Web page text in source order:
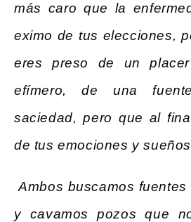
más caro que la
eximo de tus elecciones,
eres preso de un
efímero, de una
saciedad, pero que al
de tus emociones y
Ambos buscamos fuentes
y cavamos pozos que